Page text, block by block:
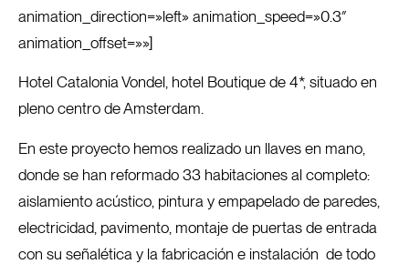
animation_direction=»left» animation_speed=»0.3″
animation_offset=»»]
Hotel Catalonia Vondel, hotel Boutique de 4*, situado en
pleno centro de Amsterdam.
En este proyecto hemos realizado un llaves en mano,
donde se han reformado 33 habitaciones al completo:
aislamiento acústico, pintura y empapelado de paredes,
electricidad, pavimento, montaje de puertas de entrada
con su señalética y la fabricación e instalación de todo